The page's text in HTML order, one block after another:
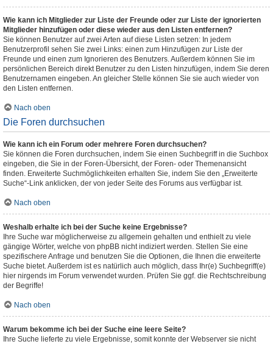
Wie kann ich Mitglieder zur Liste der Freunde oder zur Liste der ignorierten
Mitglieder hinzufügen oder diese wieder aus den Listen entfernen?
Sie können Benutzer auf zwei Arten auf diese Listen setzen: In jedem
Benutzerprofil sehen Sie zwei Links: einen zum Hinzufügen zur Liste der
Freunde und einen zum Ignorieren des Benutzers. Außerdem können Sie im
persönlichen Bereich direkt Benutzer zu den Listen hinzufügen, indem Sie deren
Benutzernamen eingeben. An gleicher Stelle können Sie sie auch wieder von
den Listen entfernen.
Nach oben
Die Foren durchsuchen
Wie kann ich ein Forum oder mehrere Foren durchsuchen?
Sie können die Foren durchsuchen, indem Sie einen Suchbegriff in die Suchbox
eingeben, die Sie in der Foren-Übersicht, der Foren- oder Themenansicht
finden. Erweiterte Suchmöglichkeiten erhalten Sie, indem Sie den „Erweiterte
Suche“-Link anklicken, der von jeder Seite des Forums aus verfügbar ist.
Nach oben
Weshalb erhalte ich bei der Suche keine Ergebnisse?
Ihre Suche war möglicherweise zu allgemein gehalten und enthielt zu viele
gängige Wörter, welche von phpBB nicht indiziert werden. Stellen Sie eine
spezifischere Anfrage und benutzen Sie die Optionen, die Ihnen die erweiterte
Suche bietet. Außerdem ist es natürlich auch möglich, dass Ihr(e) Suchbegriff(e)
hier nirgends im Forum verwendet wurden. Prüfen Sie ggf. die Rechtschreibung
der Begriffe!
Nach oben
Warum bekomme ich bei der Suche eine leere Seite?
Ihre Suche lieferte zu viele Ergebnisse, somit konnte der Webserver sie nicht